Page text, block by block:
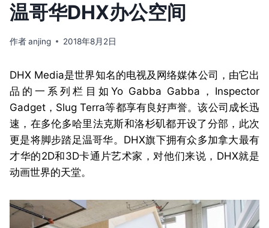
温哥华DHX办公空间
作者anjing 2018年8月2日
DHX Media是世界知名的电视及网络媒体公司，由它出
品的一系列栏目如Yo Gabba Gabba，Inspector
Gadget，Slug Terra等都享有良好声誉。该公司成长迅
速，在多伦多哈里法克斯和洛杉矶都开设了分部，此次
更是将脚步踏足温哥华。DHX旗下拥有众多加拿大最有
才华的2D和3D卡通片艺术家，对他们来说，DHX就是
动画世界的天堂。